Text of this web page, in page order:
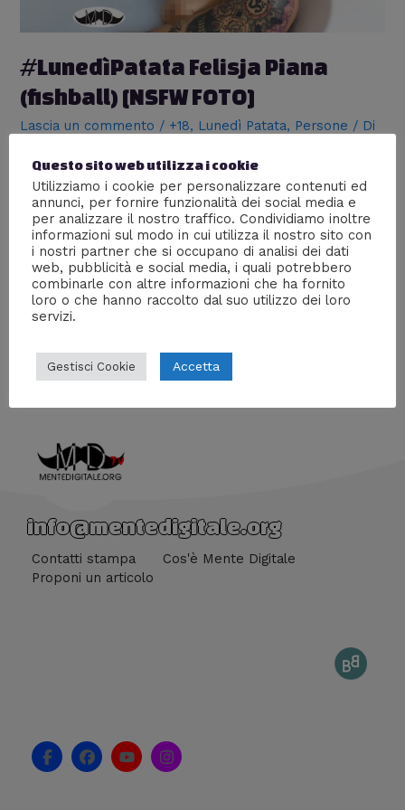
#LunedìPatata Felisja Piana
(fishball) [NSFW FOTO]
Lascia un commento / +18, Lunedì Patata, Persone / Di
Nel consueto appuntamento con il #LunedìPatata, oggi
troviamo Felisja Piana, in arte Fishball. Nata a La Ciaccia
(Sardegna) in pochi mesi è diventata famosa fra le
bellezze punk di tutto il mondo, conquistando il primo
posto nella classifica delle Suicide Girls. Se ti piace la
gallery, condividila usando il pulsante a fine articolo;
piacerà sicuramente …
info@mentedigitale.org
Contatti stampa
Cos'è Mente Digitale
Proponi un articolo
F
a
F
a
Y
o
I
n
Questo sito web utilizza i cookie
Utilizziamo i cookie per personalizzare contenuti ed
annunci, per fornire funzionalità dei social media e
per analizzare il nostro traffico. Condividiamo inoltre
informazioni sul modo in cui utilizza il nostro sito con
i nostri partner che si occupano di analisi dei dati
web, pubblicità e social media, i quali potrebbero
combinarle con altre informazioni che ha fornito
loro o che hanno raccolto dal suo utilizzo dei loro
servizi.
Gestisci Cookie Accetta